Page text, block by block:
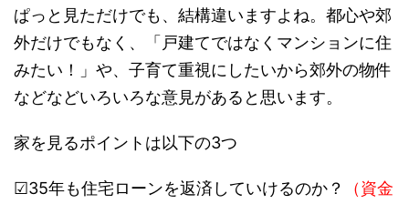
ぱっと見ただけでも、結構違いますよね。都心や郊
外だけでもなく、「戸建てではなくマンションに住
みたい！」や、子育て重視にしたいから郊外の物件
などなどいろいろな意見があると思います。
家を見るポイントは以下の3つ
☑35年も住宅ローンを返済していけるのか？
（資金